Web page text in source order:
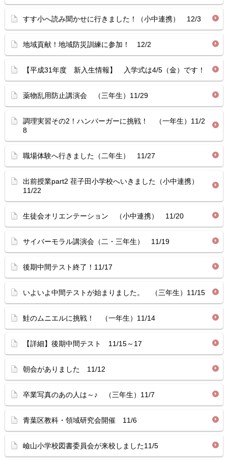
すす小へ読み聞かせに行きました！（小中連携） 12/3
地域貢献！地域防災訓練に参加！ 12/2
【平成31年度 新入生情報】 入学式は4/5（金）です！
薬物乱用防止講演会 （三年生）11/29
調理実習その2！ハンバーガーに挑戦！ （一年生）11/2
8
職場体験へ行きました（二年生） 11/27
出前授業part2 荏子田小学校へいきました（小中連携）
11/22
生徒会オリエンテーション （小中連携） 11/20
サイバーモラル講演会（二・三年生） 11/19
後期中間テスト終了！11/17
いよいよ中間テストが始まりました。 （三年生）11/15
鮭のムニエルに挑戦！ （一年生）11/14
【詳細】後期中間テスト 11/15～17
朝会がありました 11/12
卒業写真のあの人は～♪ （三年生）11/7
青葉区教科・領域研究会開催 11/6
嶮山小学校図書委員会が来校しました11/5